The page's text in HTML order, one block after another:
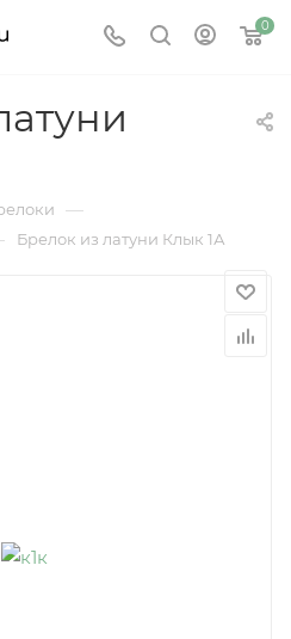
0
—
Брелок из латуни Клык 1А